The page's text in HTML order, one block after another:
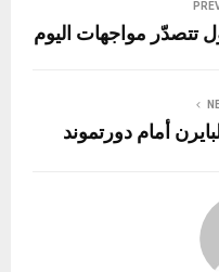
تتصدّر مواجهات اليوم
أمام دورتموند